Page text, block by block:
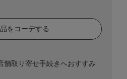
をコーデする
舗取り寄せ手続きへおすすみ